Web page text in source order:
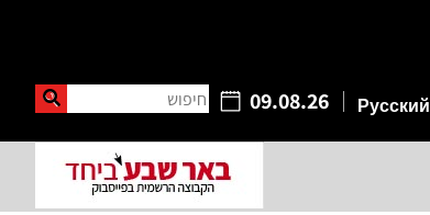
09.08.26 חיפוש Русский